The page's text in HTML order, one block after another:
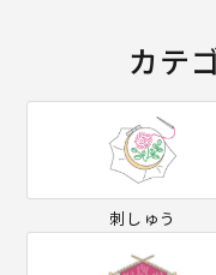
カテ
刺しゅう